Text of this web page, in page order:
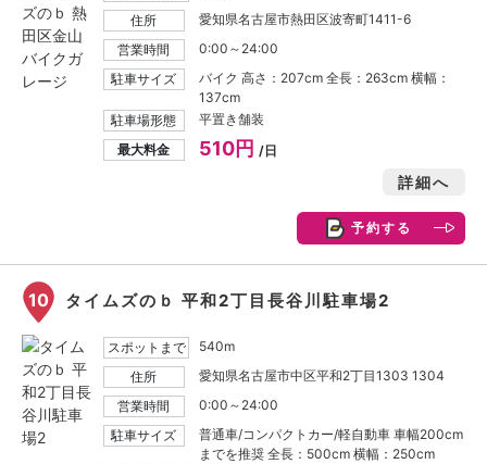
住所
愛知県名古屋市熱田区波寄町1411-6
営業時間
0:00～24:00
駐車サイズ
バイク 高さ：207cm 全長：263cm 横幅：
137cm
駐車場形態
平置き舗装
最大料金
510円 /日
詳細へ
予約する
10 タイムズのｂ 平和2丁目長谷川駐車場2
スポットまで
540m
住所
愛知県名古屋市中区平和2丁目1303 1304
営業時間
0:00～24:00
駐車サイズ
普通車/コンパクトカー/軽自動車 車幅200cm
までを推奨 全長：500cm 横幅：250cm